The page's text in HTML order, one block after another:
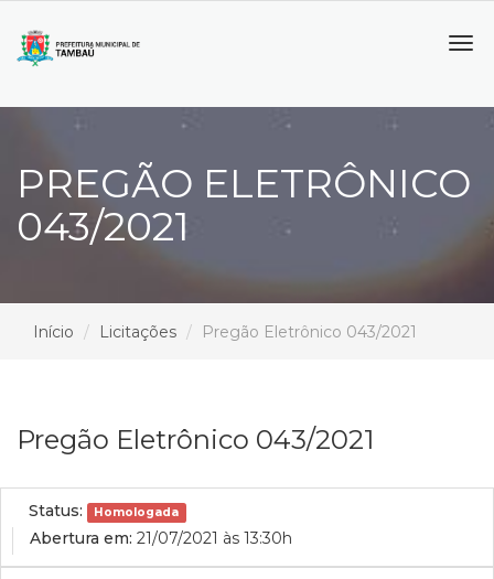
PREGÃO ELETRÔNICO
043/2021
Início Licitações Pregão Eletrônico 043/2021
Pregão Eletrônico 043/2021
Status: Homologada
Abertura em: 21/07/2021 às 13:30h